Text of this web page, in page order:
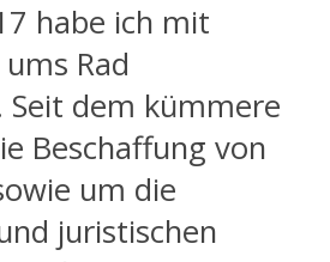
habe ich mit
Rad
dem kümmere
Beschaffung von
um die
juristischen